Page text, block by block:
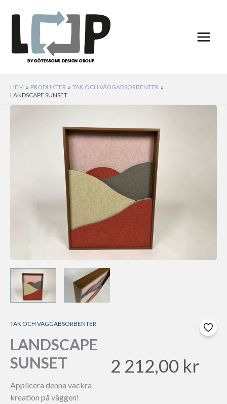
innehåll
HEM PRODUKTER
TAK OCH VÄGGABSORBENTER
LANDSCAPE SUNSET
TAK OCH VÄGGABSORBENTER
2 212,00 kr
LANDSCAPE
SUNSET
Applicera denna vackra
kreation på väggen!